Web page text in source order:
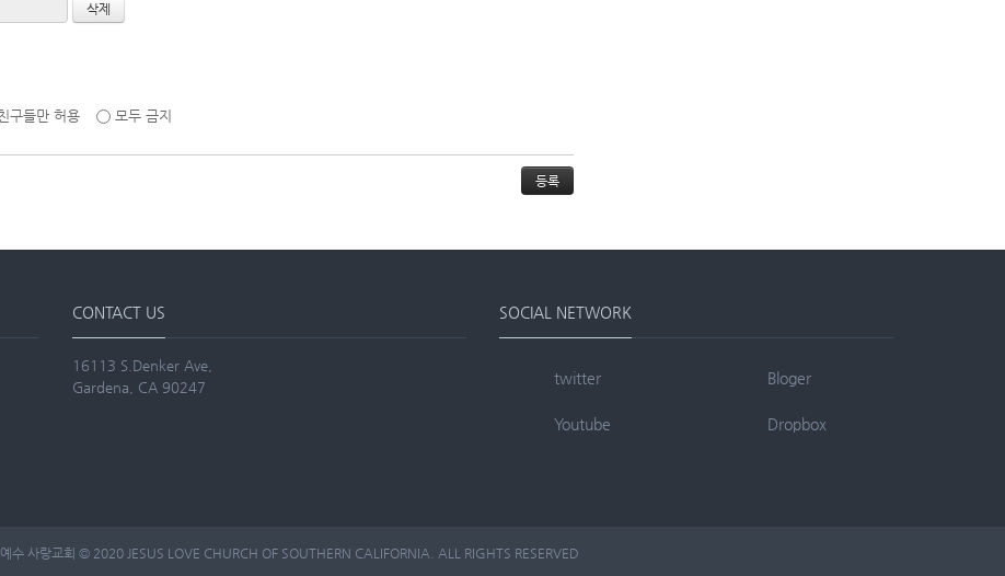
구들만 허용 모두 금지
CONTACT US
16113 S.Denker Ave,
Gardena, CA 90247
SOCIAL NETWORK
twitter
Youtube
Bloger
Dropbox
수 사랑교회 © 2020 JESUS LOVE CHURCH OF SOUTHERN CALIFORNIA. ALL RIGHTS RESERVED